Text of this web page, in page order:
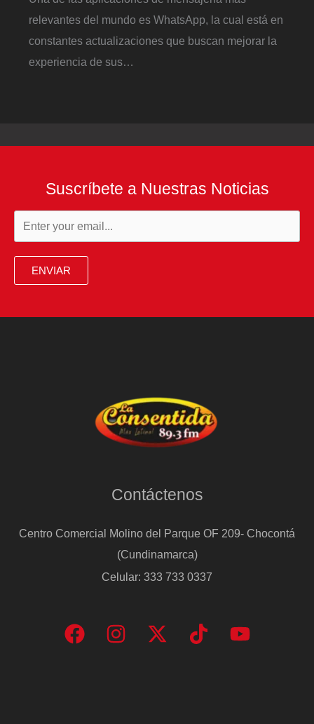
relevantes del mundo es WhatsApp, la cual está en
constantes actualizaciones que buscan mejorar la
experiencia de sus…
Suscríbete a Nuestras Noticias
ENVIAR
Contáctenos
Centro Comercial Molino del Parque OF 209- Chocontá
(Cundinamarca)
Celular: 333 733 0337